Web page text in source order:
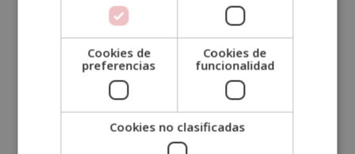
Máster Experto en Derecho Inmobiliario +
Máster Experto en Administración de
El
El
Cookies de
preferencias
Cookies de
funcionalidad
Cookies no clasificadas